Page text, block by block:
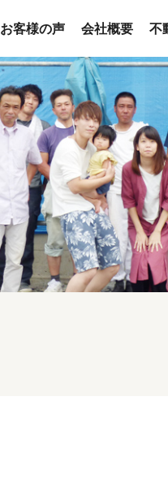
お客様の声 会社概要 不